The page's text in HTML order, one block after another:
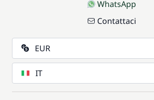
WhatsApp
Contattaci
EUR
IT